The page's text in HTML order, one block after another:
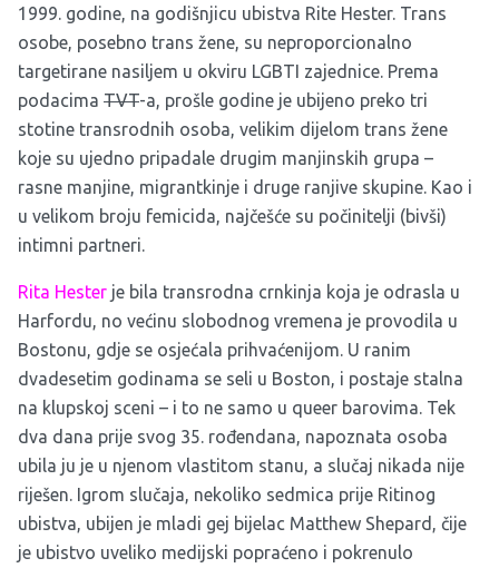
1999. godine, na godišnjicu ubistva Rite Hester. Trans
osobe, posebno trans žene, su neproporcionalno
targetirane nasiljem u okviru LGBTI zajednice. Prema
podacima TVT-a, prošle godine je ubijeno preko tri
stotine transrodnih osoba, velikim dijelom trans žene
koje su ujedno pripadale drugim manjinskih grupa –
rasne manjine, migrantkinje i druge ranjive skupine. Kao i
u velikom broju femicida, najčešće su počinitelji (bivši)
intimni partneri.
Rita Hester je bila transrodna crnkinja koja je odrasla u
Harfordu, no većinu slobodnog vremena je provodila u
Bostonu, gdje se osjećala prihvaćenijom. U ranim
dvadesetim godinama se seli u Boston, i postaje stalna
na klupskoj sceni – i to ne samo u queer barovima. Tek
dva dana prije svog 35. rođendana, napoznata osoba
ubila ju je u njenom vlastitom stanu, a slučaj nikada nije
riješen. Igrom slučaja, nekoliko sedmica prije Ritinog
ubistva, ubijen je mladi gej bijelac Matthew Shepard, čije
je ubistvo uveliko medijski popraćeno i pokrenulo